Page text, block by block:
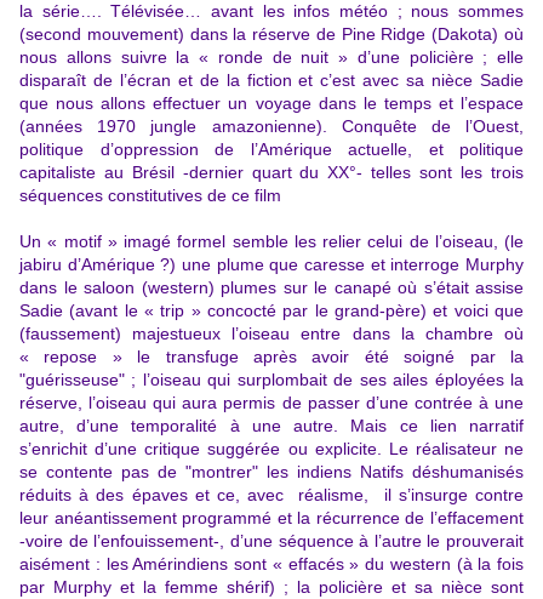
la série…. Télévisée… avant les infos météo ; nous sommes
(second mouvement) dans la réserve de Pine Ridge (Dakota) où
nous allons suivre la « ronde de nuit » d’une policière ; elle
disparaît de l’écran et de la fiction et c’est avec sa nièce Sadie
que nous allons effectuer un voyage dans le temps et l’espace
(années 1970 jungle amazonienne). Conquête de l’Ouest,
politique d’oppression de l’Amérique actuelle, et politique
capitaliste au Brésil -dernier quart du XX°- telles sont les trois
séquences constitutives de ce film
Un « motif » imagé formel semble les relier celui de l’oiseau, (le
jabiru d’Amérique ?) une plume que caresse et interroge Murphy
dans le saloon (western) plumes sur le canapé où s’était assise
Sadie (avant le « trip » concocté par le grand-père) et voici que
(faussement) majestueux l’oiseau entre dans la chambre où
« repose » le transfuge après avoir été soigné par la
"guérisseuse" ; l’oiseau qui surplombait de ses ailes éployées la
réserve, l’oiseau qui aura permis de passer d’une contrée à une
autre, d’une temporalité à une autre. Mais ce lien narratif
s’enrichit d’une critique suggérée ou explicite. Le réalisateur ne
se contente pas de "montrer" les indiens Natifs déshumanisés
réduits à des épaves et ce, avec réalisme, il s’insurge contre
leur anéantissement programmé et la récurrence de l’effacement
-voire de l’enfouissement-, d’une séquence à l’autre le prouverait
aisément : les Amérindiens sont « effacés » du western (à la fois
par Murphy et la femme shérif) ; la policière et sa nièce sont